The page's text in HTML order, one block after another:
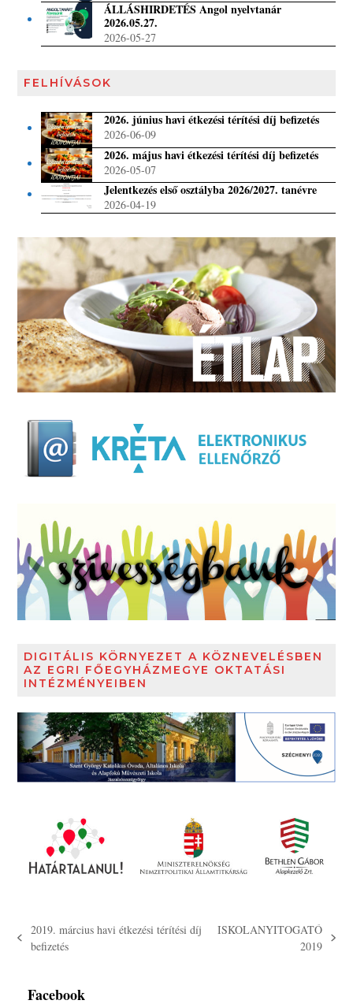
ÁLLÁSHIRDETÉS Angol nyelvtanár
2026.05.27.
2026-05-27
FELHÍVÁSOK
2026. június havi étkezési térítési díj befizetés
2026-06-09
2026. május havi étkezési térítési díj befizetés
2026-05-07
Jelentkezés első osztályba 2026/2027. tanévre
2026-04-19
DIGITÁLIS KÖRNYEZET A KÖZNEVELÉSBEN
AZ EGRI FŐEGYHÁZMEGYE OKTATÁSI
INTÉZMÉNYEIBEN
previous
2019. március havi étkezési térítési díj
befizetés
ISKOLANYITOGATÓ
2019
Facebook